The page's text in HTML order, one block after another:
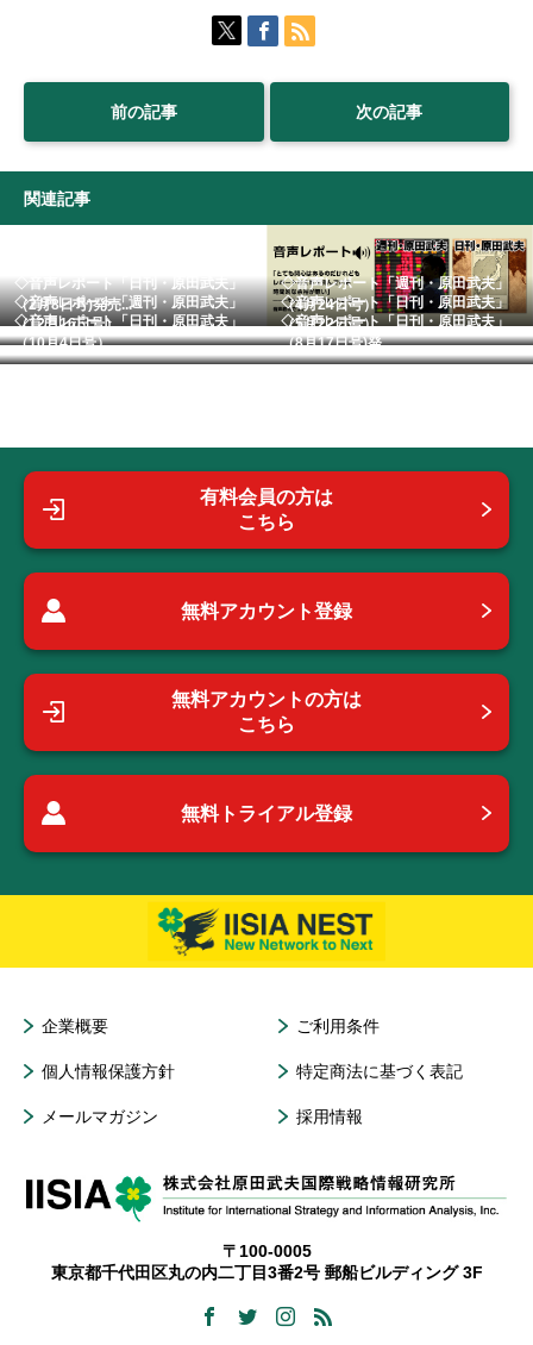
前の記事 次の記事
関連記事
◇音声レポート「日刊・原田武夫」
（2月8日号)発売...
◇音声レポート「週刊・原田武夫」
（4月24日号）
◇音声レポート「週刊・原田武夫」
（12月16日号）...
◇音声レポート「日刊・原田武夫」
（5月22日号） ...
◇音声レポート「日刊・原田武夫」
（10月4日号） ...
◇音声レポート「日刊・原田武夫」
（8月17日号)発...
有料会員の方は
こちら
無料アカウント登録
無料アカウントの方は
こちら
無料トライアル登録
企業概要 ご利用条件
個人情報保護方針 特定商法に基づく表記
メールマガジン 採用情報
〒100-0005
東京都千代田区丸の内二丁目3番2号 郵船ビルディング 3F